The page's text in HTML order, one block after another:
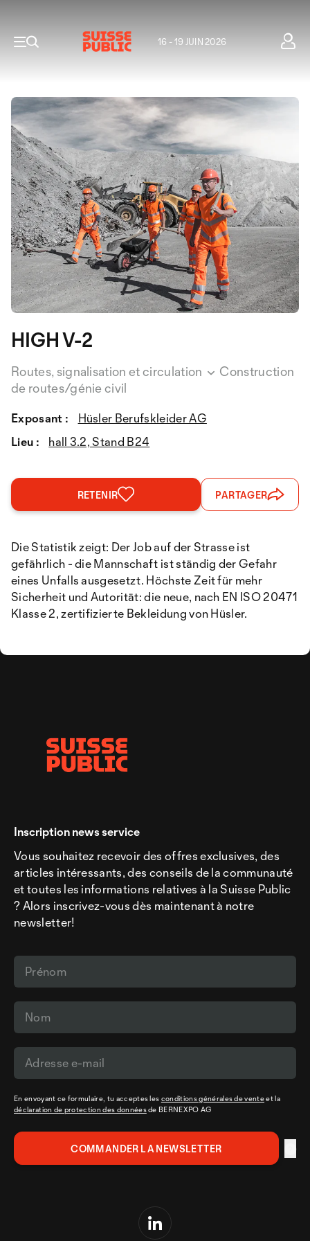
16 - 19 JUIN 2026
HIGH V-2
Routes, signalisation et circulation
Construction
de routes/génie civil
Exposant :
Hüsler Berufskleider AG
Lieu :
hall 3.2, Stand B24
RETENIR PARTAGER
Die Statistik zeigt: Der Job auf der Strasse ist
gefährlich - die Mannschaft ist ständig der Gefahr
eines Unfalls ausgesetzt. Höchste Zeit für mehr
Sicherheit und Autorität: die neue, nach EN ISO 20471
Klasse 2, zertifizierte Bekleidung von Hüsler.
Inscription news service
Vous souhaitez recevoir des offres exclusives, des
articles intéressants, des conseils de la communauté
et toutes les informations relatives à la Suisse Public
? Alors inscrivez-vous dès maintenant à notre
newsletter!
En envoyant ce formulaire, tu acceptes les conditions générales de venteet la
déclaration de protection des donnéesde BERNEXPO AG